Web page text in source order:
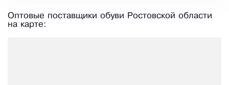
Оптовые поставщики обуви Ростовской области
на карте: